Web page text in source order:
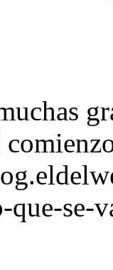
que-se-